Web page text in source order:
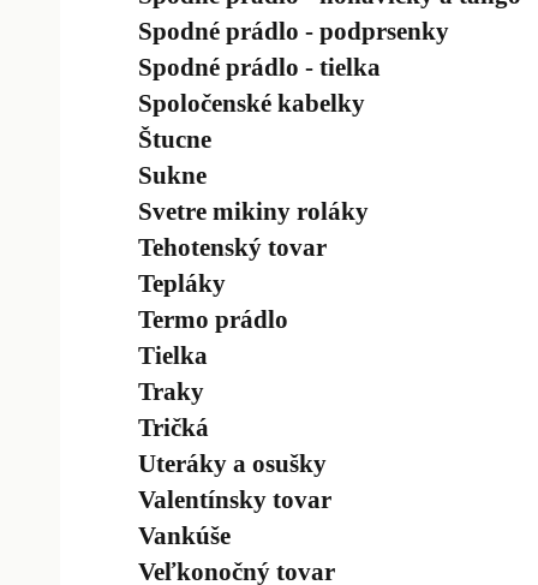
Spodné prádlo - podprsenky
Spodné prádlo - tielka
Spoločenské kabelky
Štucne
Sukne
Svetre mikiny roláky
Tehotenský tovar
Tepláky
Termo prádlo
Tielka
Traky
Tričká
Uteráky a osušky
Valentínsky tovar
Vankúše
Veľkonočný tovar